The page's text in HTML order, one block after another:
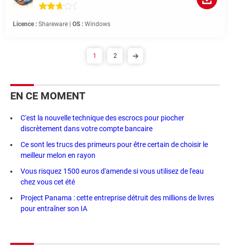
Licence : Shareware | OS : Windows
1 2
EN CE MOMENT
C'est la nouvelle technique des escrocs pour piocher
discrètement dans votre compte bancaire
Ce sont les trucs des primeurs pour être certain de choisir le
meilleur melon en rayon
Vous risquez 1500 euros d'amende si vous utilisez de l'eau
chez vous cet été
Project Panama : cette entreprise détruit des millions de livres
pour entraîner son IA